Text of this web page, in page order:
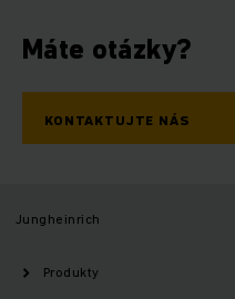
Máte otázky?
KONTAKTUJTE NÁS
Jungheinrich
Produkty